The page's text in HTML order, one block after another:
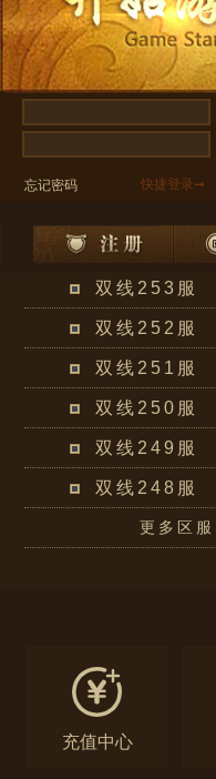
双线253服
双线252服
双线251服
双线250服
双线249服
双线248服
更多区服
充值中心